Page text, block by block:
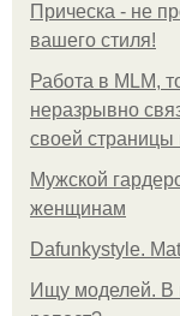
Прическа - не
вашего стиля!
Работа в MLM,
неразрывно
своей страницы
Мужской
женщинам
Dafunkystyle.
Ищу моделей. В